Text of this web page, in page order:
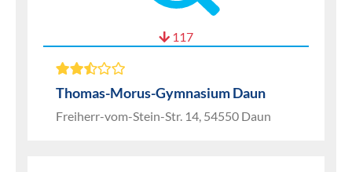
117
Thomas-Morus-Gymnasium Daun
Freiherr-vom-Stein-Str. 14, 54550 Daun